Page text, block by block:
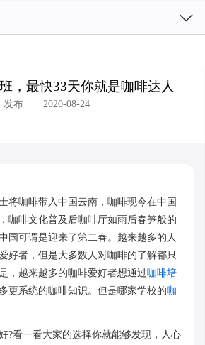

，最快33天你就是咖啡达人
发布 · 2020-08-24
将咖啡带入中国云南，咖啡现今在中国
咖啡文化普及后咖啡厅如雨后春笋般的
国可谓是迎来了第二春。越来越多的人
好者，但是大多数人对咖啡的了解都只
，越来越多的咖啡爱好者想通过咖啡培
更系统的咖啡知识。但是哪家学校的咖
?看一看大家的选择你就能够发现，人心